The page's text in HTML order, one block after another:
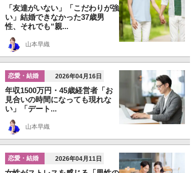
「友達がいない」「こだわりが強
い」結婚できなかった37歳男
性、それでも“親...
山本早織
恋愛・結婚 2026年04月16日
年収1500万円・45歳経営者「お
見合いの時間になっても現れな
い」「デート...
山本早織
恋愛・結婚 2026年04月11日